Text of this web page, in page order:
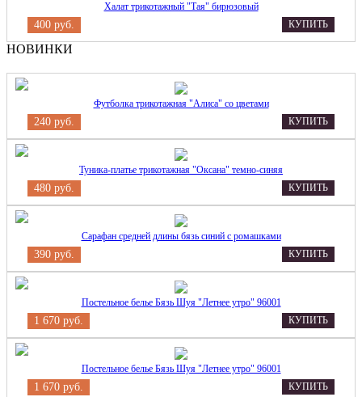
Халат трикотажный "Тая" бирюзовый
400 руб. КУПИТЬ
НОВИНКИ
Футболка трикотажная "Алиса" со цветами
240 руб. КУПИТЬ
Туника-платье трикотажная "Оксана" темно-синяя
480 руб. КУПИТЬ
Сарафан средней длины бязь синий с ромашками
390 руб. КУПИТЬ
Постельное белье Бязь Шуя "Летнее утро" 96001
1 670 руб. КУПИТЬ
Постельное белье Бязь Шуя "Летнее утро" 96001
1 670 руб. КУПИТЬ